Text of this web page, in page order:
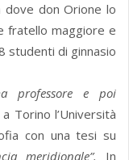
dove don Orione lo
fratello maggiore e
studenti di ginnasio
professore e poi
Torino l’Università
con una tesi su
meridionale”. In